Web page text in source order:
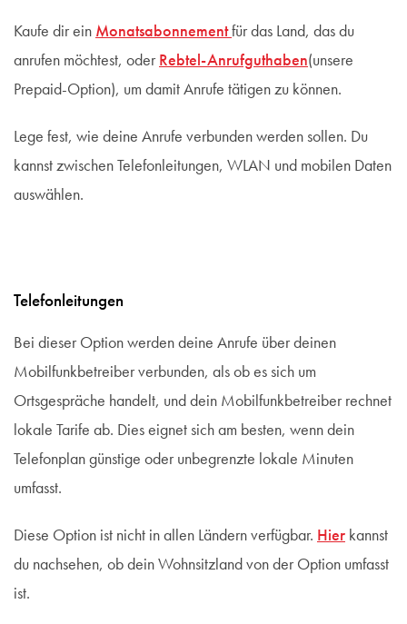
Kaufe dir ein Monatsabonnement für das Land, das du
anrufen möchtest, oder Rebtel-Anrufguthaben(unsere
Prepaid-Option), um damit Anrufe tätigen zu können.
Lege fest, wie deine Anrufe verbunden werden sollen. Du
kannst zwischen Telefonleitungen, WLAN und mobilen Daten
auswählen.
Telefonleitungen
Bei dieser Option werden deine Anrufe über deinen
Mobilfunkbetreiber verbunden, als ob es sich um
Ortsgespräche handelt, und dein Mobilfunkbetreiber rechnet
lokale Tarife ab. Dies eignet sich am besten, wenn dein
Telefonplan günstige oder unbegrenzte lokale Minuten
umfasst.
Diese Option ist nicht in allen Ländern verfügbar. Hier kannst
du nachsehen, ob dein Wohnsitzland von der Option umfasst
ist.